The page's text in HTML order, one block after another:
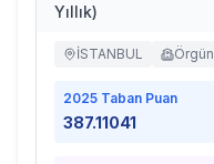
Yıllık)
İSTANBUL Örgün
2025 Taban Puan
387.11041